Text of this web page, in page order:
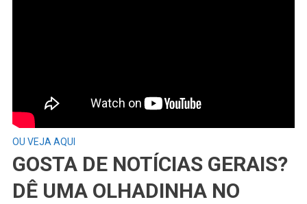
OU VEJA AQUI
GOSTA DE NOTÍCIAS GERAIS?
DÊ UMA OLHADINHA NO